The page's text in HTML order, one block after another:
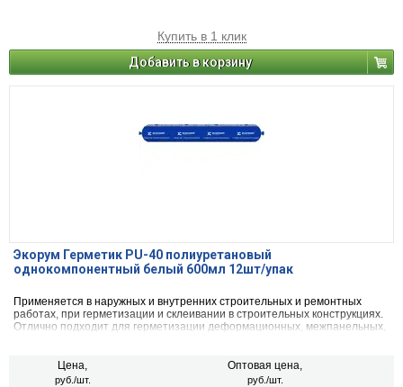
Купить в 1 клик
Добавить в корзину
Экорум Герметик PU-40 полиуретановый
однокомпонентный белый 600мл 12шт/упак
Применяется в наружных и внутренних строительных и ремонтных
работах, при герметизации и склеивании в строительных конструкциях.
Отлично подходит для герметизации деформационных, межпанельных,
температурным перепадам, вибрации и эксплуатации в районах
крайнего севера. Применяется в конструкциях с деформативностью
Цена,
руб./шт.
Оптовая цена,
руб./шт.